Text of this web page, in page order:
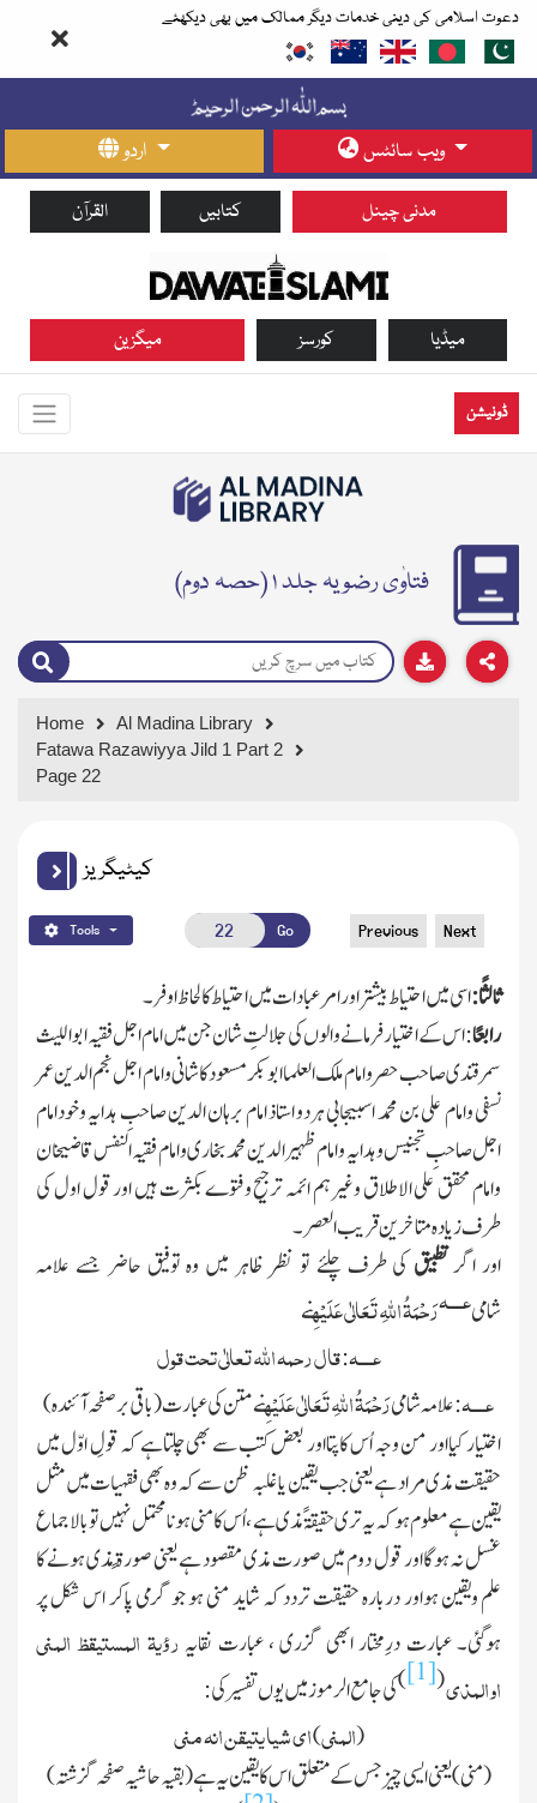
دعوت اسلامی کی دینی خدمات دیگر ممالک میں بھی دیکھئے
اردو ویب سائٹس
القرآن کتابیں مدنی چینل
میگزین کورسز میڈیا
ڈونیشن
فتاوٰی رضویہ جلد ۱ (حصہ دوم)
Home
Al Madina Library
Fatawa Razawiyya Jild 1 Part 2
Page 22
کیٹیگریز
Tools Go Previous Next
ثالثًا :اسی میں احتیاط بیشتر اور امر عبادات میں احتیاط کا لحاظ اوفر۔
رابعًا: اس کے اختیار فرمانے والوں کی جلالتِ شان جن میں امام اجل فقیہ ابو اللیث
سمرقندی صاحب حصرو امام ملك العلما ابو بکر مسعود کا شانی وامام اجل نجم الدین عمر
نسفی وامام علی بن محمد اسبیجابی ہردو استاذ امام برہان الدین صاحبِ ہدایہ وخودامام
اجل صاحبِ تجنیس وہدایہ وامام ظہیر الدین محمد بخاری وامام فقیہ النفس قاضیخان
وامام محقق علی الاطلاق وغیرہم ائمہ ترجیح وفتوے بکثرت ہیں اور قول اول کی
طرف زیادہ متاخرین قریب العصر۔
اور اگرتطبیق کی طرف چلئے تو نظر ظاہر میں وہ توفیق حاضر جسے علامہ
شامیعــــہرَحْمَۃُ اللہِ تَعَالٰی عَلَیْہِنے
عــــہ:قال رحمہ الله تعالٰی تحت قول
عــــہ: علامہ شامیرَحْمَۃُ اللہِ تَعَالٰی عَلَیْہِنے متن کی عبارت(باقی برصفحہ آئندہ)
اختیار کیااور من وجہ اُس کاپتااور بعض کتب سے بھی چلتاہے کہ قولِ اوّل میں
حقیقت مذی مراد ہے یعنی جب یقین یا غلبہ ظن سے کہ وہ بھی فقہیات میں مثل
یقین ہے معلوم ہو کہ یہ تری حقیقۃً مذی ہے ، اُس کا منی ہونا محتمل نہیں تو بالاجماع
غسل نہ ہوگااور قول دوم میں صورت مذی مقصود ہے یعنی صورۃً مذی ہونے کا
علم ویقین ہواور دربارہ حقیقت تردد کہ شاید منی ہو جو گرمی پاکر اس شکل پر
ہوگئی۔ عبارت درِمختار ابھی گزری ، عبارت نقایہرؤیۃ المستیقظ المنی
اوالمذی(
[1]
)کی جامع الرموز میں یوں تفسیر کی :
(المنی)ای شیا یتیقن انہ منی
(منی) یعنی ایسی چیز جس کے متعلق اس کا یقین یہ ہے(بقیہ حاشیہ صفحہ گزشتہ)